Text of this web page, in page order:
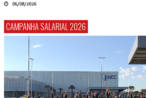
06/08/2026
CAMPANHA SALARIAL 2026